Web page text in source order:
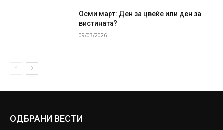
Осми март: Ден за цвеќе или ден за
вистината?
09/03/2026
ОДБРАНИ ВЕСТИ